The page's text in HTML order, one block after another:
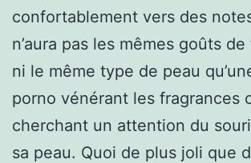
confortablement vers des
n’aura pas les mêmes goûts
ni le même type de peau
porno vénérant les fragrances
cherchant un attention du
sa peau. Quoi de plus joli que